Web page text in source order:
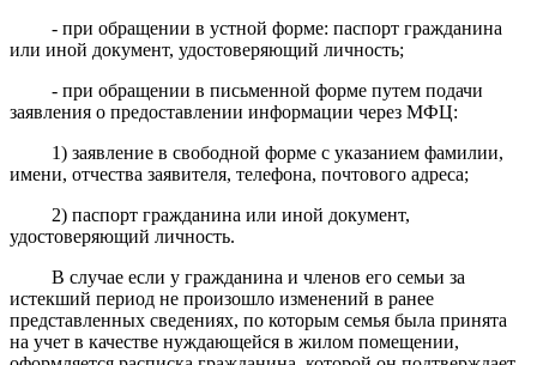
- при обращении в устной форме: паспорт гражданина
или иной документ, удостоверяющий личность;
- при обращении в письменной форме путем подачи
заявления о предоставлении информации через МФЦ:
1) заявление в свободной форме с указанием фамилии,
имени, отчества заявителя, телефона, почтового адреса;
2) паспорт гражданина или иной документ,
удостоверяющий личность.
В случае если у гражданина и членов его семьи за
истекший период не произошло изменений в ранее
представленных сведениях, по которым семья была принята
на учет в качестве нуждающейся в жилом помещении,